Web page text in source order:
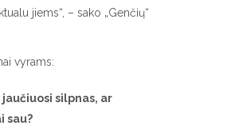
jiems“, – sako „Genčių“
vyrams:
silpnas, ar
sau?